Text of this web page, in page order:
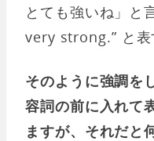
とても強いね」と
very strong.” と表
そのように強調を
容詞の前に入れて
ますが、それだと